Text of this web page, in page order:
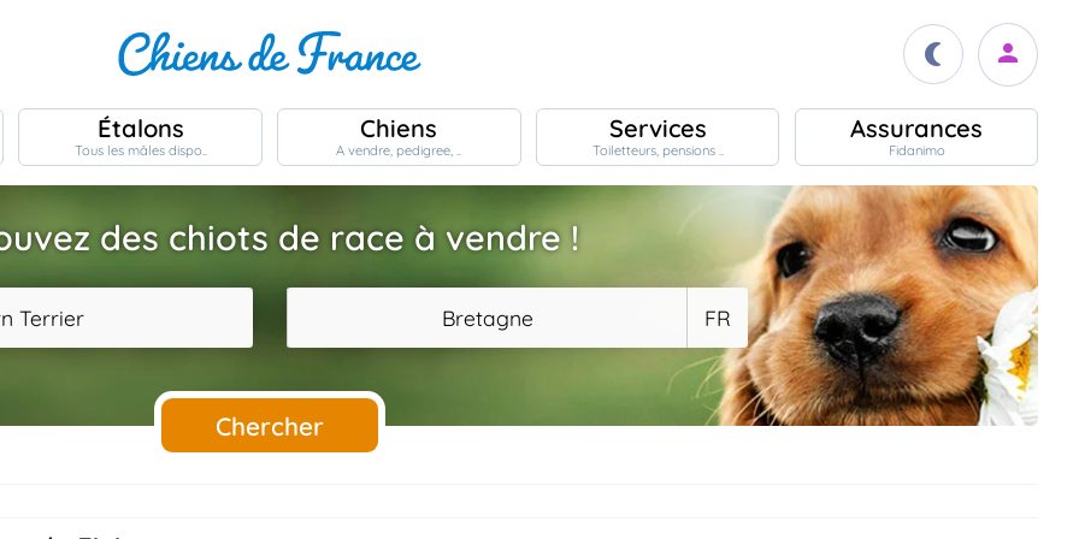
Étalons
Tous les mâles dispo..
Chiens
A vendre, pedigree, ..
Services
Toiletteurs, pensions ..
Assurances
Fidanimo
des chiots de race à vendre !
Terrier Bretagne FR
Chercher